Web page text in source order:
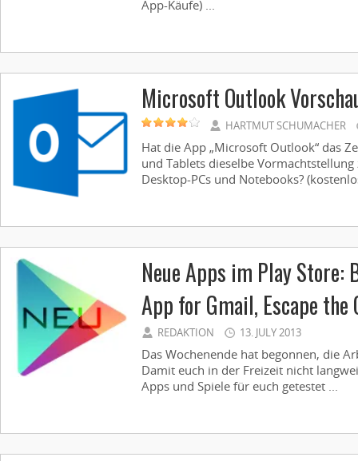
App-Käufe) ...
Microsoft Outlook
HARTMUT SCHUMACHER
Hat die App „Microsoft Outlook“ das
und Tablets dieselbe
Desktop-PCs und Notebooks?
Neue Apps im Play Store:
App for Gmail, Escape the
REDAKTION 13. JULY 2013
Das Wochenende hat begonnen, die
Damit euch in der Freizeit nicht
Apps und Spiele für euch getestet ...